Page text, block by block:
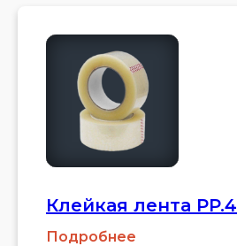
Клейкая лента PP.4
Подробнее